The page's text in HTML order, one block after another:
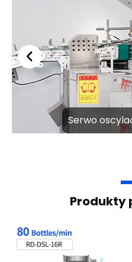
Serwo
Produkty